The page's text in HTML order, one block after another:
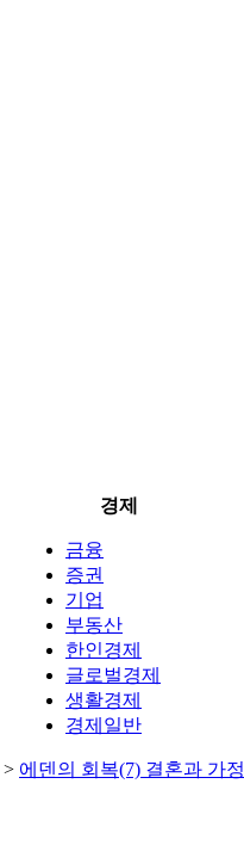
경제
금융
증권
기업
부동산
한인경제
글로벌경제
생활경제
경제일반
> 에덴의 회복(7) 결혼과 가정